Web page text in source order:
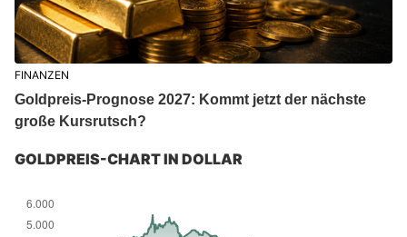
FINANZEN
Goldpreis-Prognose 2027: Kommt jetzt der nächste
große Kursrutsch?
GOLDPREIS-CHART IN DOLLAR